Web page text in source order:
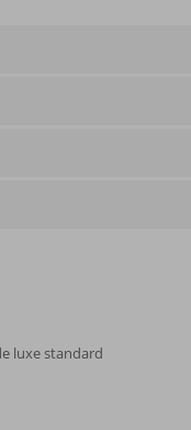
luxe standard